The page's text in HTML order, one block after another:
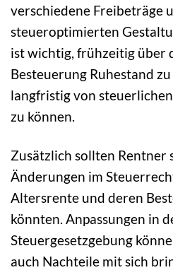
verschiedene Freibeträge
steueroptimierten
ist wichtig, frühzeitig über
Besteuerung Ruhestand
langfristig von
zu können.
Zusätzlich sollten Rentner
Änderungen im
Altersrente und deren
könnten. Anpassungen in
Steuergesetzgebung
auch Nachteile mit sich